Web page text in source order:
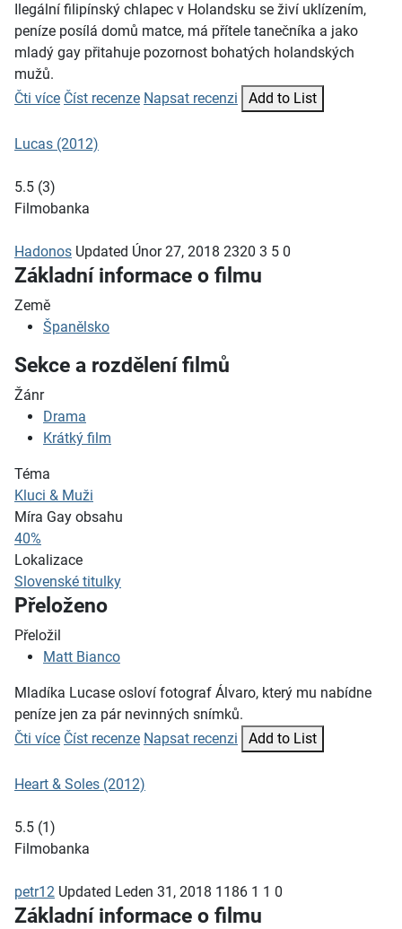
Ilegální filipínský chlapec v Holandsku se živí uklízením,
peníze posílá domů matce, má přítele tanečníka a jako
mladý gay přitahuje pozornost bohatých holandských
mužů.
Čti více Číst recenze Napsat recenzi Add to List
Lucas (2012)
5.5 (3)
Filmobanka
Hadonos Updated Únor 27, 2018 2320 3 5 0
Základní informace o filmu
Země
Španělsko
Sekce a rozdělení filmů
Žánr
Drama
Krátký film
Téma
Kluci & Muži
Míra Gay obsahu
40%
Lokalizace
Slovenské titulky
Přeloženo
Přeložil
Matt Bianco
Mladíka Lucase osloví fotograf Álvaro, který mu nabídne
peníze jen za pár nevinných snímků.
Čti více Číst recenze Napsat recenzi Add to List
Heart & Soles (2012)
5.5 (1)
Filmobanka
petr12 Updated Leden 31, 2018 1186 1 1 0
Základní informace o filmu